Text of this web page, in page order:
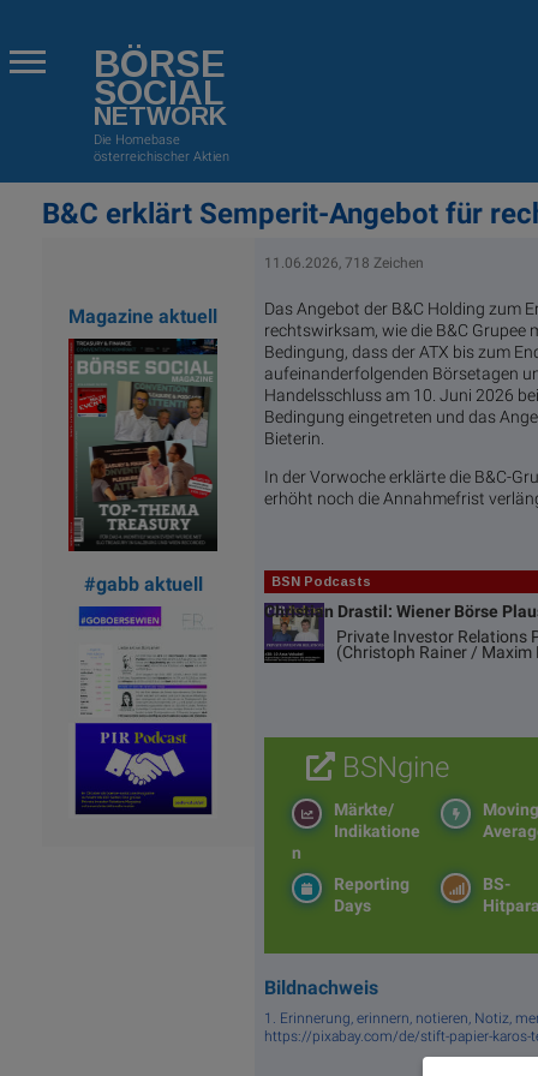
BÖRSE
SOCIAL
NETWORK
Die Homebase
österreichischer Aktien
B&C erklärt Semperit-Angebot für
Magazine aktuell
#gabb aktuell
11.06.2026, 718 Zeichen
Das Angebot der B&C Holding zum
rechtswirksam, wie die B&C
Bedingung, dass der ATX bis zum
aufeinanderfolgenden Börsetagen
Handelsschluss am 10. Juni 2026
Bedingung eingetreten und das
Bieterin.
In der Vorwoche erklärte die B&C-
erhöht noch die Annahmefrist
BSN Podcasts
Christian Drastil: Wiener Börse
Private Investor Relations
(Christoph Rainer / Maxim
BSNgine
Moving
Märkte/
Indikatione
n
BS-
Reporting
Days
Bildnachweis
1. Erinnerung, erinnern, notieren, Notiz,
https://pixabay.com/de/stift-papier-